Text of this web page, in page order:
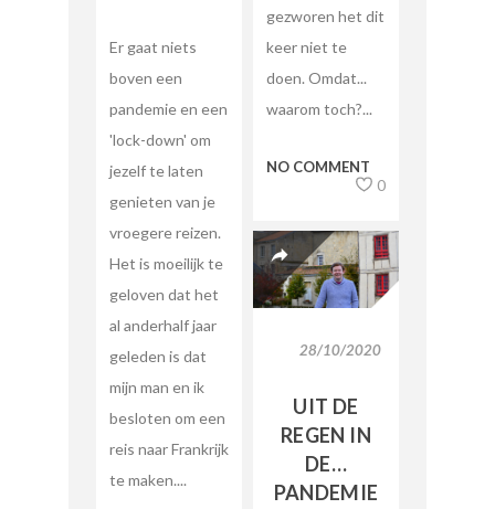
gezworen het dit
keer niet te
doen. Omdat...
waarom toch?...
NO COMMENT
0
Er gaat niets
boven een
pandemie en een
'lock-down' om
jezelf te laten
genieten van je
vroegere reizen.
Het is moeilijk te
geloven dat het
al anderhalf jaar
geleden is dat
mijn man en ik
besloten om een
reis naar Frankrijk
te maken....
28/10/2020
UIT DE
REGEN IN
DE…
PANDEMIE